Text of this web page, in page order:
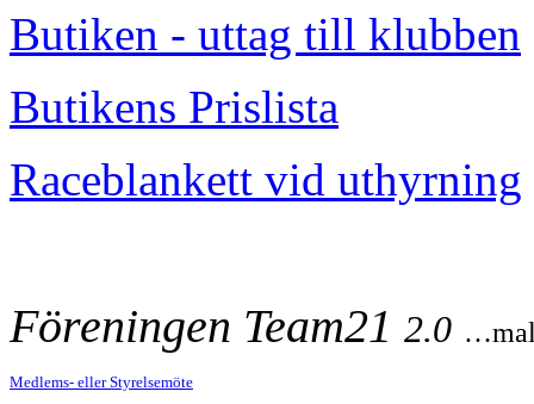
Butiken - uttag till klubben
Butikens Prislista
Raceblankett vid uthyrning
Föreningen Team21 2.0
Medlems- eller Styrelsemöte